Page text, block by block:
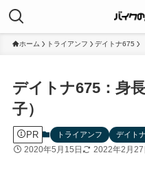
ホーム トライアンフ デイトナ675
デイトナ675：身
子）
PR トライアンフ デイト
2020年5月15日 2022年2月27